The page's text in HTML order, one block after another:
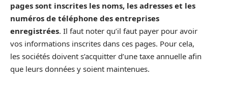
pages sont inscrites les noms, les adresses et les
numéros de téléphone des entreprises
enregistrées. Il faut noter qu’il faut payer pour avoir
vos informations inscrites dans ces pages. Pour cela,
les sociétés doivent s’acquitter d’une taxe annuelle afin
que leurs données y soient maintenues.